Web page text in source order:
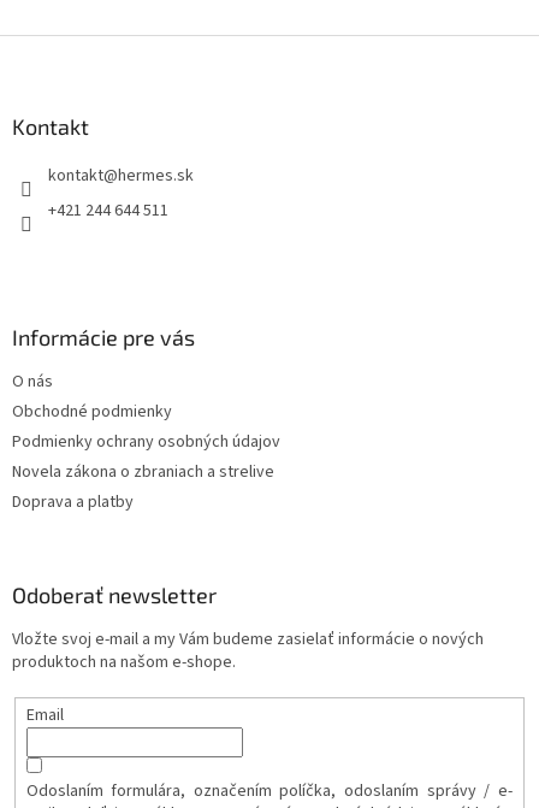
Kontakt
kontakt@hermes.sk
+421 244 644 511
Informácie pre vás
O nás
Obchodné podmienky
Podmienky ochrany osobných údajov
Novela zákona o zbraniach a strelive
Doprava a platby
Odoberať newsletter
Vložte svoj e-mail a my Vám budeme zasielať informácie o nových
produktoch na našom e-shope.
Email
Odoslaním formulára, označením políčka, odoslaním správy / e-